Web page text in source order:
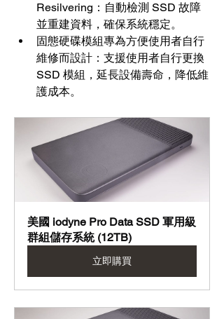
Resilvering：自動檢測 SSD 故障
並重建資料，確保系統穩定。
固態硬碟模組專為方便使用者自行
維修而設計：支援使用者自行更換
SSD 模組，延長設備壽命，降低維
護成本。
美國 iodyne Pro Data SSD 軍用級
群組儲存系統 (12TB)
立即購買